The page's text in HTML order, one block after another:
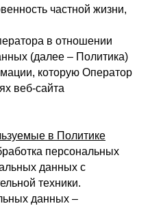
частной жизни,
в отношении
(далее – Политика)
которую Оператор
веб-сайта
в Политике
персональных
данных с
техники.
данных –